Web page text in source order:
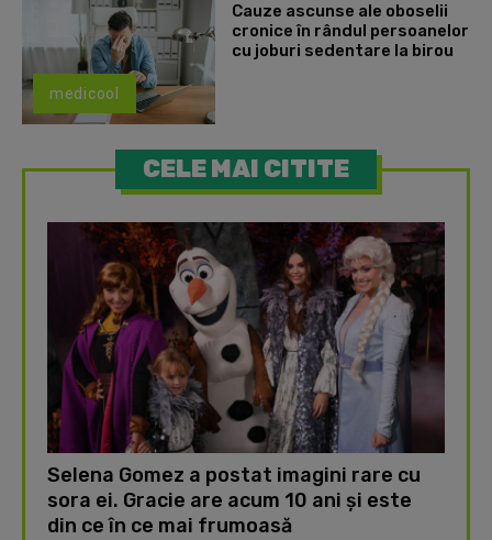
medicool
Cauze ascunse ale oboselii
cronice în rândul persoanelor
cu joburi sedentare la birou
CELE MAI CITITE
Selena Gomez a postat imagini rare cu
sora ei. Gracie are acum 10 ani și este
din ce în ce mai frumoasă